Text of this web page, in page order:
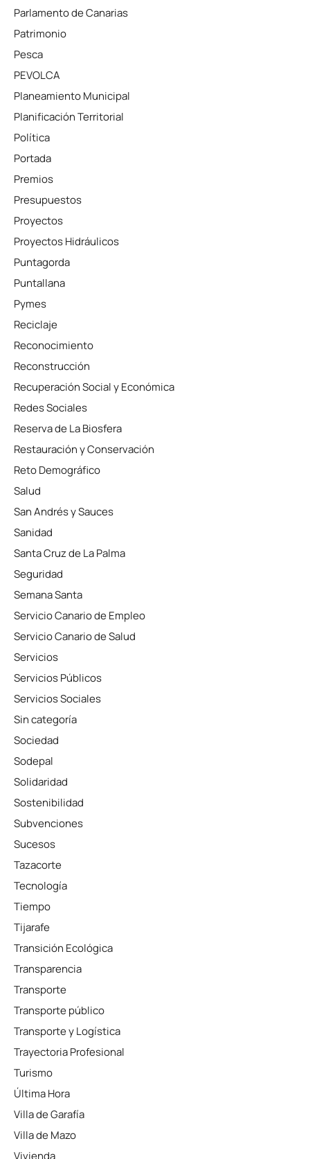
Parlamento de Canarias
Patrimonio
Pesca
PEVOLCA
Planeamiento Municipal
Planificación Territorial
Política
Portada
Premios
Presupuestos
Proyectos
Proyectos Hidráulicos
Puntagorda
Puntallana
Pymes
Reciclaje
Reconocimiento
Reconstrucción
Recuperación Social y Económica
Redes Sociales
Reserva de La Biosfera
Restauración y Conservación
Reto Demográfico
Salud
San Andrés y Sauces
Sanidad
Santa Cruz de La Palma
Seguridad
Semana Santa
Servicio Canario de Empleo
Servicio Canario de Salud
Servicios
Servicios Públicos
Servicios Sociales
Sin categoría
Sociedad
Sodepal
Solidaridad
Sostenibilidad
Subvenciones
Sucesos
Tazacorte
Tecnología
Tiempo
Tijarafe
Transición Ecológica
Transparencia
Transporte
Transporte público
Transporte y Logística
Trayectoria Profesional
Turismo
Última Hora
Villa de Garafía
Villa de Mazo
Vivienda